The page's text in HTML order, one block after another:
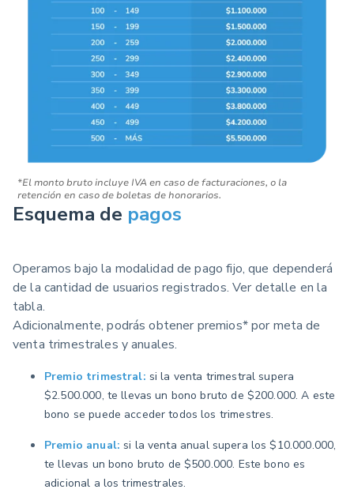
Esquema de pagos
Operamos bajo la modalidad de pago fijo, que dependerá
de la cantidad de usuarios registrados. Ver detalle en la
tabla.
Adicionalmente, podrás obtener premios* por meta de
venta trimestrales y anuales.
Premio trimestral: si la venta trimestral supera
$2.500.000, te llevas un bono bruto de $200.000. A este
bono se puede acceder todos los trimestres.
Premio anual: si la venta anual supera los $10.000.000,
te llevas un bono bruto de $500.000. Este bono es
adicional a los trimestrales.
*El monto bruto incluye IVA en caso de facturaciones, o la
retención en caso de boletas de honorarios.